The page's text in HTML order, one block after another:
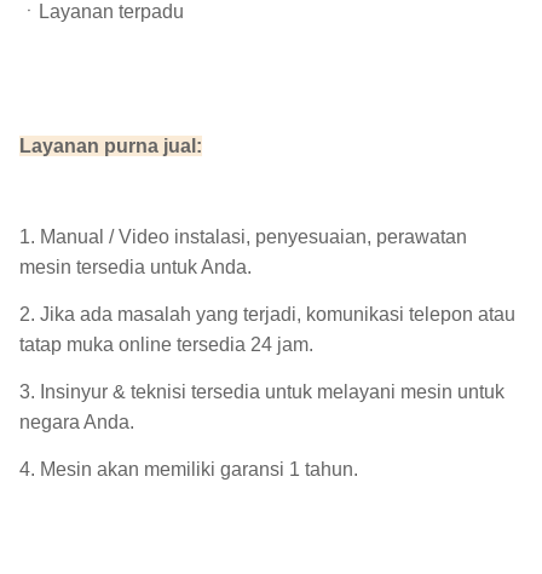
ㆍLayanan terpadu
Layanan purna jual:
1. Manual / Video instalasi, penyesuaian, perawatan
mesin tersedia untuk Anda.
2. Jika ada masalah yang terjadi, komunikasi telepon atau
tatap muka online tersedia 24 jam.
3. Insinyur & teknisi tersedia untuk melayani mesin untuk
negara Anda.
4. Mesin akan memiliki garansi 1 tahun.